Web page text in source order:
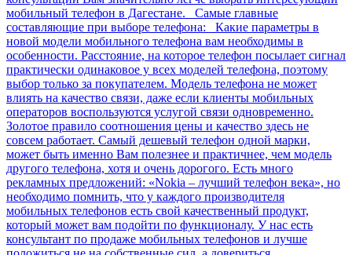
мобильный телефон в Дагестане. Самые главные
составляющие при выборе телефона: Какие параметры в
новой модели мобильного телефона вам необходимы в
особенности. Расстояние, на которое телефон посылает сигнал
практически одинаковое у всех моделей телефона, поэтому
выбор только за покупателем. Модель телефона не может
влиять на качество связи, даже если клиенты мобильных
операторов воспользуются услугой связи одновременно.
Золотое правило соотношения цены и качество здесь не
совсем работает. Самый дешевый телефон одной марки,
может быть именно Вам полезнее и практичнее, чем модель
другого телефона, хотя и очень дорогого. Есть много
рекламных предложений: «Nokia – лучший телефон века», но
необходимо помнить, что у каждого производителя
мобильных телефонов есть свой качественный продукт,
который может вам подойти по функционалу. У нас есть
консультант по продаже мобильных телефонов и лучше